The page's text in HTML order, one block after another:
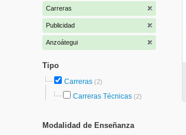
Carreras
Publicidad
Anzoátegui
Tipo
Carreras (2)
Carreras Técnicas (2)
Modalidad de Enseñanza